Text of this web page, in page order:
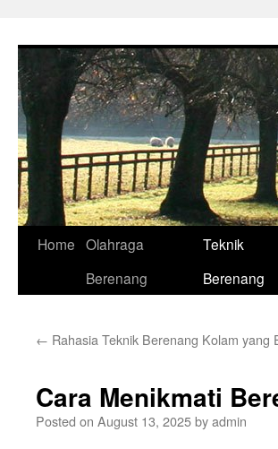
Home Olahraga
Berenang
Teknik
Berenang
← Rahasia Teknik Berenang Kolam yang
Cara Menikmati
Posted on August 13, 2025byadmin